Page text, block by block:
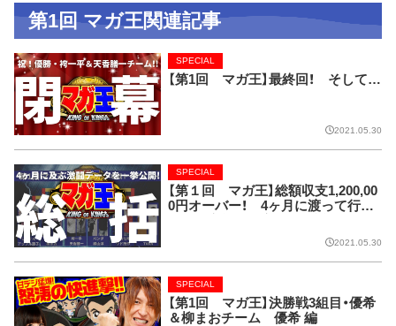
第1回 マガ王関連記事
【第1回 マガ王】最終回！ そして…
SPECIAL
2021.05.30
【第１回 マガ王】総額収支1,200,00
0円オーバー！ 4ヶ月に渡って行わ
SPECIAL
2021.05.30
【第1回 マガ王】決勝戦3組目・優希
＆柳まおチーム 優希 編
SPECIAL